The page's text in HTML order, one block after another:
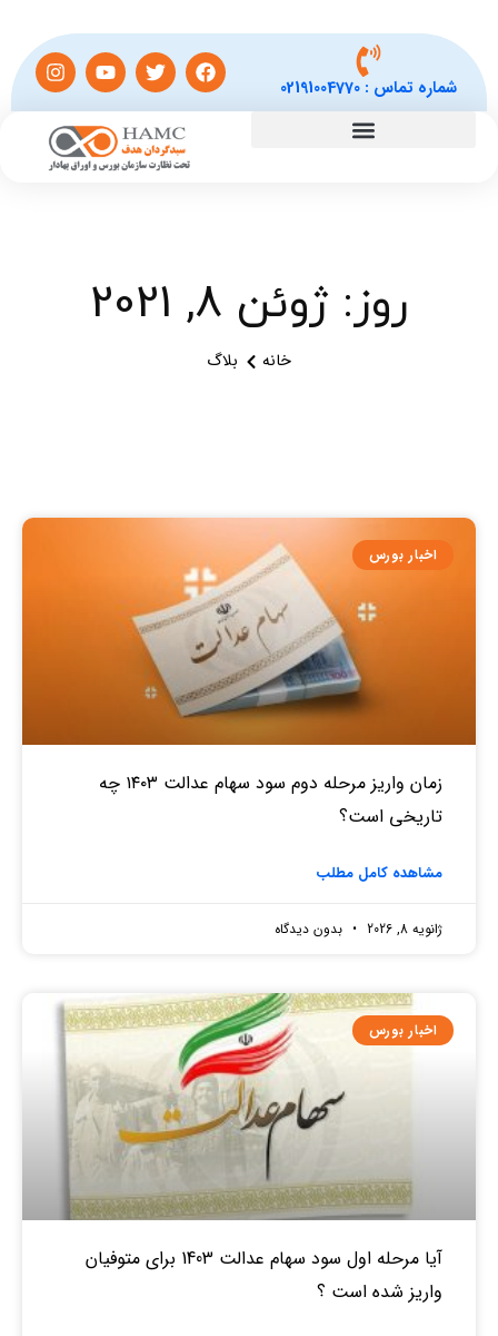
شماره تماس :02191004770
روز: ژوئن 8, 2021
خانه بلاگ
اخبار بورس
زمان واریز مرحله دوم سود سهام عدالت ۱۴۰۳ چه
تاریخی است؟
مشاهده کامل مطلب
ژانویه 8, 2026 بدون دیدگاه
اخبار بورس
آیا مرحله اول سود سهام عدالت 1403 برای متوفیان
واریز شده است ؟